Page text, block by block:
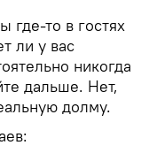
где-то в гостях
ли у вас
никогда
дальше. Нет,
долму.